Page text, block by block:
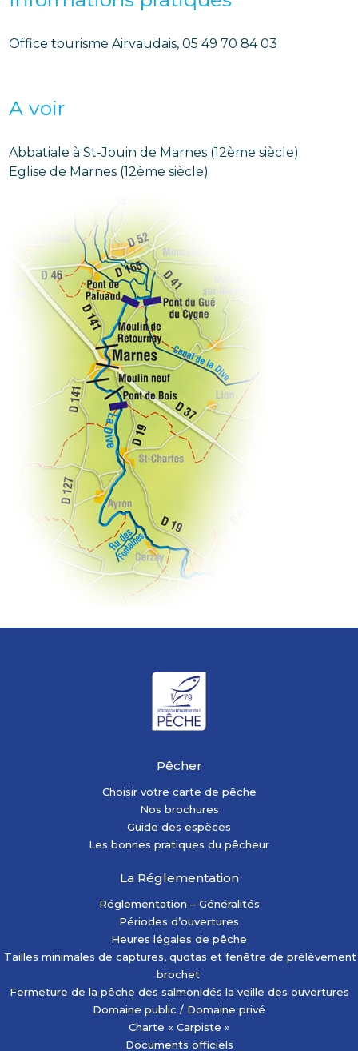
Office tourisme Airvaudais, 05 49 70 84 03
A voir
Abbatiale à St-Jouin de Marnes (12ème siècle)
Eglise de Marnes (12ème siècle)
Pêcher
Choisir votre carte de pêche
Nos brochures
Guide des espèces
Les bonnes pratiques du pêcheur
La Réglementation
Réglementation – Généralités
Périodes d’ouvertures
Heures légales de pêche
Tailles minimales de captures, quotas et fenêtre de prélèvement
brochet
Fermeture de la pêche des salmonidés la veille des ouvertures
Domaine public / Domaine privé
Charte « Carpiste »
Documents officiels